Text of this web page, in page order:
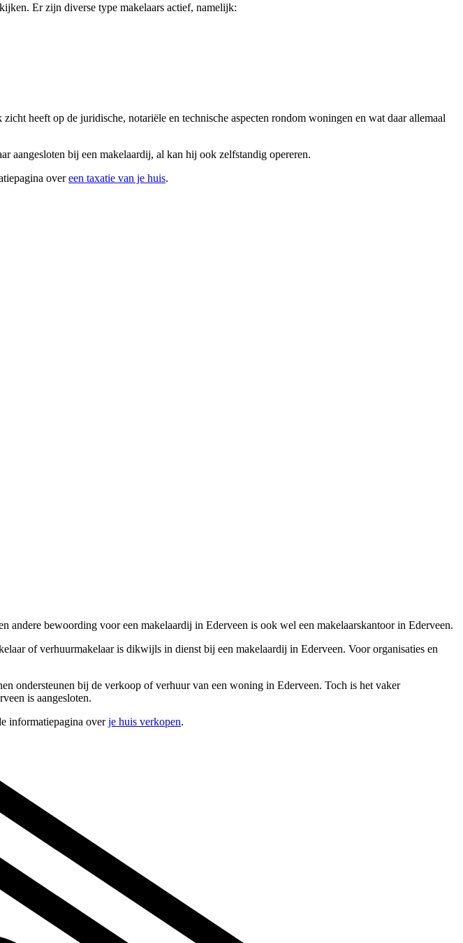
Er zijn diverse type makelaars actief, namelijk:
heeft op de juridische, notariële en technische aspecten rondom woningen en wat daar allemaal
aangesloten bij een makelaardij, al kan hij ook zelfstandig opereren.
overeen taxatie van je huis.
bewoording voor een makelaardij in Ederveen is ook wel een makelaarskantoor in Ederveen.
of verhuurmakelaar is dikwijls in dienst bij een makelaardij in Ederveen. Voor organisaties en
ondersteunen bij de verkoop of verhuur van een woning in Ederveen. Toch is het vaker
is aangesloten.
informatiepagina overje huis verkopen.